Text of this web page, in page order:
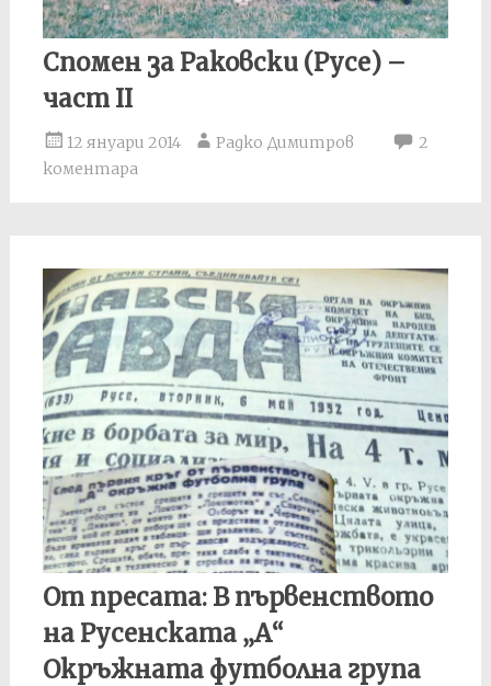
Спомен за Раковски (Русе) –
част II
12 януари 2014 Радко Димитров
2
коментара
От пресата: В първенството
на Русенската „А“
Окръжната футболна група